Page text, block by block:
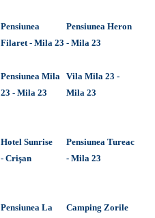
Pensiunea
Filaret - Mila 23
Pensiunea Heron
- Mila 23
Pensiunea Mila
23 - Mila 23
Vila Mila 23 -
Mila 23
Hotel Sunrise
- Crişan
Pensiunea Tureac
- Mila 23
Pensiunea La
Camping Zorile